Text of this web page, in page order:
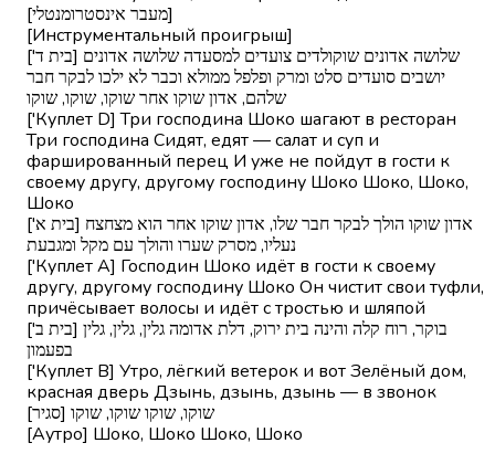
[מעבר אינסטרומנטלי]
[Инструментальный проигрыш]
['בית ד] שלושה אדונים שוקולדים צועדים למסעדה שלושה אדונים
יושבים סועדים סלט ומרק ופלפל ממולא וכבר לא ילכו לבקר חבר
שלהם, אדון שוקו אחר שוקו, שוקו, שוקו
['Куплет D] Три господина Шоко шагают в ресторан
Три господина Сидят, едят — салат и суп и
фаршированный перец И уже не пойдут в гости к
своему другу, другому господину Шоко Шоко, Шоко,
Шоко
['בית א] אדון שוקו הולך לבקר חבר שלו, אדון שוקו אחר הוא מצחצח
נעליו, מסרק שערו והולך עם מקל ומגבעת
['Куплет A] Господин Шоко идёт в гости к своему
другу, другому господину Шоко Он чистит свои туфли,
причёсывает волосы и идёт с тростью и шляпой
['בית ב] בוקר, רוח קלה והינה בית ירוק, דלת אדומה גלין, גלין, גלין
בפעמון
['Куплет B] Утро, лёгкий ветерок и вот Зелёный дом,
красная дверь Дзынь, дзынь, дзынь — в звонок
[סגיר] שוקו, שוקו שוקו, שוקו
[Аутро] Шоко, Шоко Шоко, Шоко